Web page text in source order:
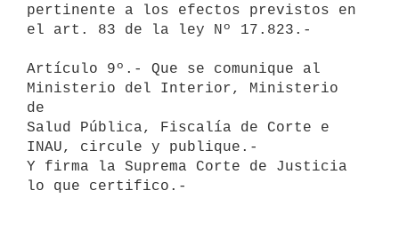
pertinente a los efectos previstos en
el art. 83 de la ley Nº 17.823.-
Artículo 9º.- Que se comunique al
Ministerio del Interior, Ministerio
de
Salud Pública, Fiscalía de Corte e
INAU, circule y publique.-
Y firma la Suprema Corte de Justicia